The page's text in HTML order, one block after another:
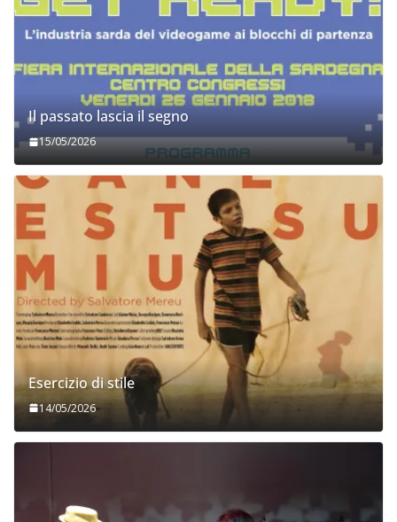
Il passato lascia il segno
15/05/2026
Esercizio di stile
14/05/2026